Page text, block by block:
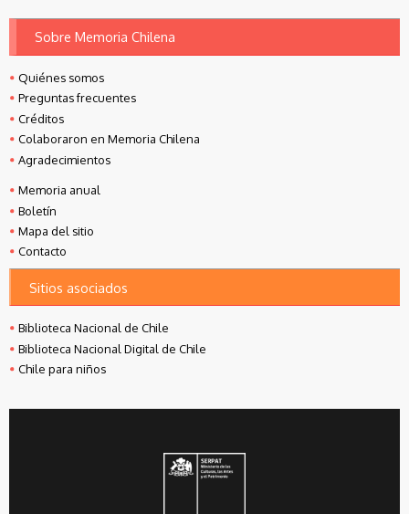
Sobre Memoria Chilena
Quiénes somos
Preguntas frecuentes
Créditos
Colaboraron en Memoria Chilena
Agradecimientos
Memoria anual
Boletín
Mapa del sitio
Contacto
Sitios asociados
Biblioteca Nacional de Chile
Biblioteca Nacional Digital de Chile
Chile para niños